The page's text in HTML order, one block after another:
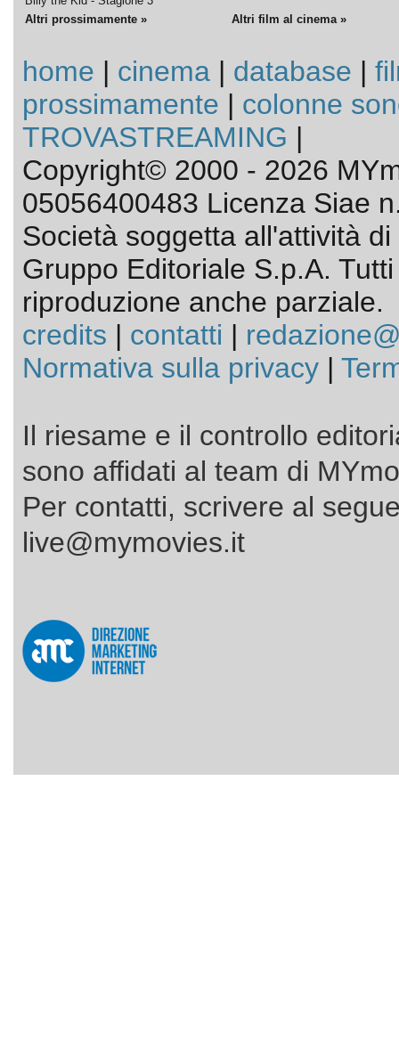
Altri prossimamente »
Altri film al cinema »
home | cinema| database |
prossimamente | colonne
TROVASTREAMING |
Copyright© 2000 - 2026
05056400483 Licenza Siae
Società soggetta all'attività
Gruppo Editoriale S.p.A.
riproduzione anche parziale.
credits | contatti |
Normativa sulla privacy|
Il riesame e il controllo
sono affidati al team di
Per contatti, scrivere al
live@mymovies.it